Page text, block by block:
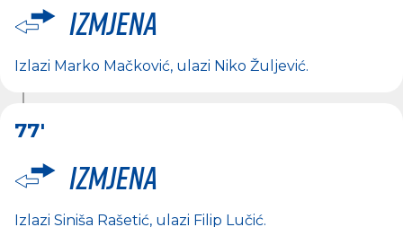
Izmjena
Izlazi Marko Mačković, ulazi Niko Žuljević.
77'
Izmjena
Izlazi Siniša Rašetić, ulazi Filip Lučić.